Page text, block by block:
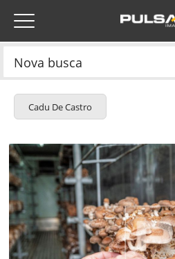
Cadu De Castro
Título do projeto
Códigos
ENVIAR
NÃO
SIM
Título do projeto
Tamanho PR$ 57,00